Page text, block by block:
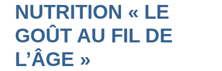
NUTRITION « LE
GOÛT AU FIL DE
L’ÂGE »